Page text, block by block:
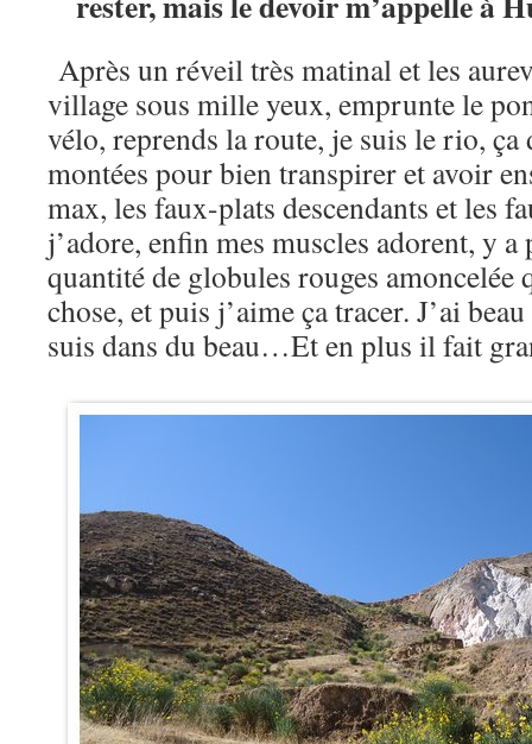
Après un réveil très matinal et les
village sous mille yeux, emprunte le
vélo, reprends la route, je suis le rio, ça
montées pour bien transpirer et avoir
max, les faux-plats descendants et les
j’adore, enfin mes muscles adorent, y a
quantité de globules rouges amoncelée
chose, et puis j’aime ça tracer. J’ai
suis dans du beau…Et en plus il fait